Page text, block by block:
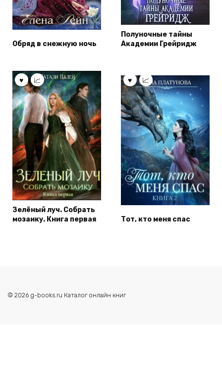
Обряд в снежную ночь
Полуночные тайны
Академии Грейридж
Зелёный луч. Собрать
мозаику. Книга первая
Тот, кто меня спас
© 2026 g-books.ru Каталог онлайн книг